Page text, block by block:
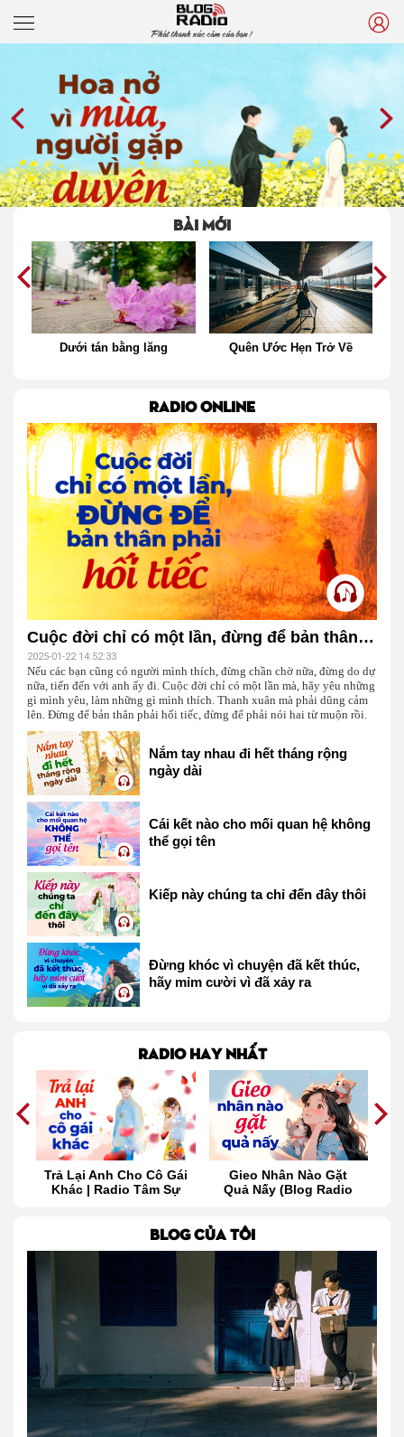
Phát thanh xúc cảm của bạn !
BÀI MỚI
Dưới tán bằng lăng Quên Ước Hẹn Trở Về
RADIO ONLINE
Cuộc đời chỉ có một lần, đừng để bản thân phải hối tiếc
2025-01-22 14:52:33
Nếu các bạn cũng có người mình thích, đừng chần chờ nữa, đừng do dự
nữa, tiến đến với anh ấy đi. Cuộc đời chỉ có một lần mà, hãy yêu những
gì mình yêu, làm những gì mình thích. Thanh xuân mà phải dũng cảm
lên. Đừng để bản thân phải hối tiếc, đừng để phải nói hai từ muộn rồi.
Nắm tay nhau đi hết tháng rộng
ngày dài
Cái kết nào cho mối quan hệ không
thể gọi tên
Kiếp này chúng ta chỉ đến đây thôi
Đừng khóc vì chuyện đã kết thúc,
hãy mỉm cười vì đã xảy ra
Radio hay nhất
Trả Lại Anh Cho Cô Gái
Khác | Radio Tâm Sự
Gieo Nhân Nào Gặt
Quả Nấy (Blog Radio
BLOG CỦA TÔI